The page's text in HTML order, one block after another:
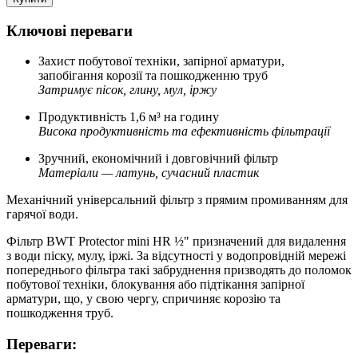
Ключові переваги
Захист побутової техніки, запірної арматури,
запобігання корозії та пошкодженню труб
Затримує пісок, глину, мул, іржу
Продуктивність 1,6 м³ на годину
Висока продуктивність та ефективність фільтрації
Зручний, економічний і довговічний фільтр
Матеріали — латунь, сучасний пластик
Механічний універсальний фільтр з прямим промиванням для
гарячої води.
Фільтр BWT Protector mini HR ½" призначений для видалення
з води піску, мулу, іржі. За відсутності у водопровідній мережі
попереднього фільтра такі забруднення призводять до поломок
побутової техніки, блокування або підтікання запірної
арматури, що, у свою чергу, спричиняє корозію та
пошкодження труб.
Переваги: